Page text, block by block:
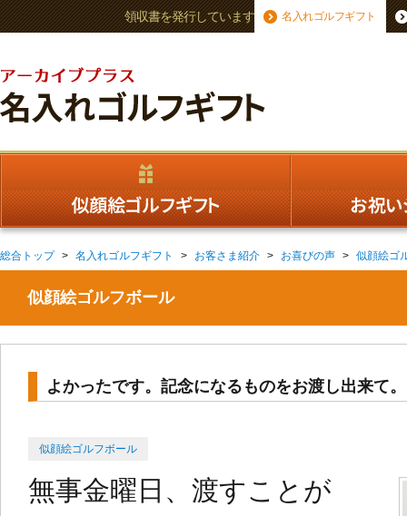
名入れゴルフギフト
領収書を発行しています
総合トップ 名入れゴルフギフト お客さま紹介 お喜びの声 似顔絵ゴ
似顔絵ゴルフボール
よかったです。記念になるものをお渡し出来て。
Posted
on
似顔絵ゴルフボール
無事金曜日、渡すことが